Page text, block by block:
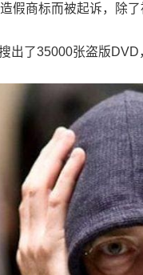
假商标而被起诉，除
出了35000张盗版DVD